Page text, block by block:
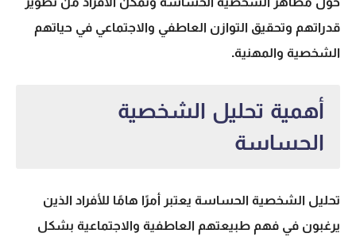
قدراتهم وتحقيق التوازن العاطفي والاجتماعي في حياتهم
الشخصية والمهنية.
أهمية تحليل الشخصية
الحساسة
تحليل الشخصية الحساسة يعتبر أمرًا هامًا للأفراد الذين
يرغبون في فهم طبيعتهم العاطفية والاجتماعية بشكل